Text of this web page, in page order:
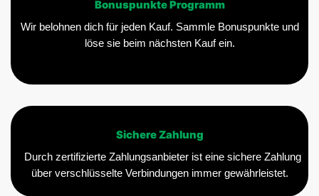
Bonuspunkte Programm
Wir belohnen dich für jeden Kauf. Sammle Bonuspunkte und
löse sie beim nächsten Kauf ein.
Sichere Zahlung
Durch zertifizierte Zahlungsanbieter ist eine sichere Zahlung
über verschlüsselte Verbindungen immer gewährleistet.